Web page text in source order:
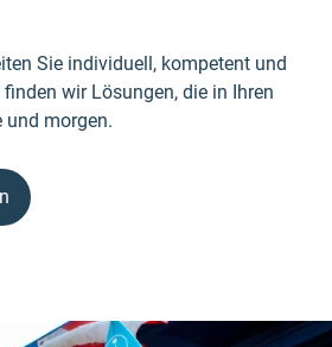
Sie individuell, kompetent und
wir Lösungen, die in Ihren
morgen.